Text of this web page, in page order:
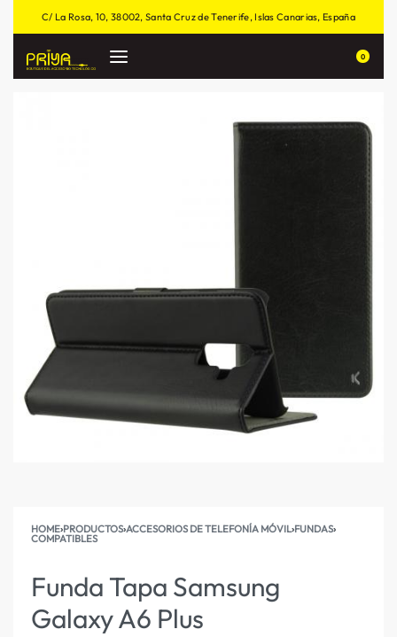
C/ La Rosa, 10, 38002, Santa Cruz de Tenerife, Islas Canarias, España
0
HOME›PRODUCTOS›ACCESORIOS DE TELEFONÍA MÓVIL›FUNDAS›
COMPATIBLES
Funda Tapa Samsung
Galaxy A6 Plus